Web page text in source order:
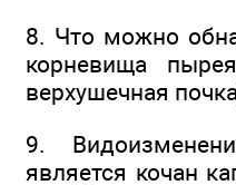
8. Что можно
корневища
верхушечная
9.
является кочан